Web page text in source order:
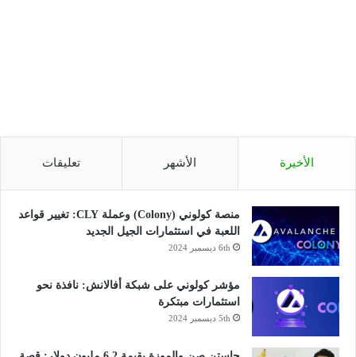
الأخيرة الأشهر تعليقات
منصة كولوني (Colony) وعملة CLY: تغيير قواعد
اللعبة في استثمارات الجيل الجديد
6th ديسمبر 2024
مؤشر كولوني على شبكة أفالانش: نافذة نحو
استثمارات مبتكرة
5th ديسمبر 2024